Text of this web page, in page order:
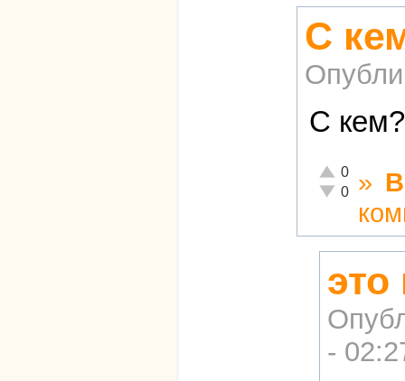
С
С кем?
Отлично!
0
Неадекватно!
0 »
-